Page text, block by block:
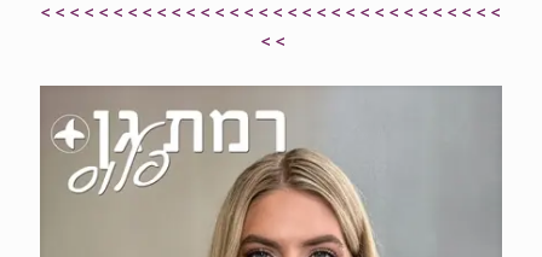
> > > > > > > > > > > > > > > > > > > > > > > > > > > > > > > >
> >